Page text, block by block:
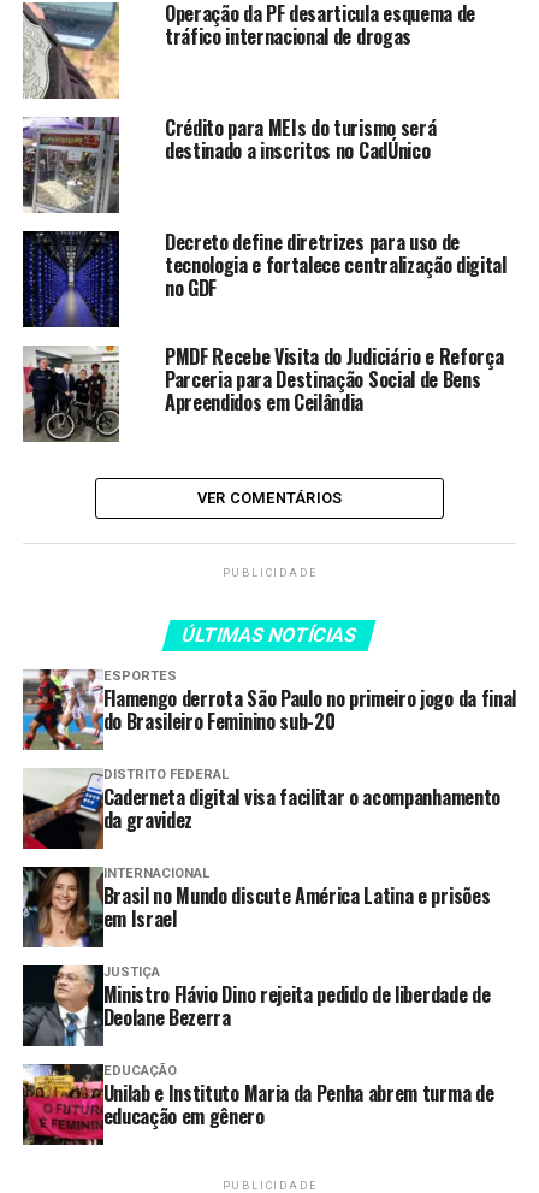
LEIA TAMBÉM
pedido de liberdade de Deolane
Bezerra
de drogas
TRE-RJ realiza plantão para
Justiça ordena internação de
jovem acusado de estupro
coletivo de adolescente
que impedia cotas raciais nas
universidades
despeito da presença de inúmeros indícios de que a
deputada federal Maria Gorete Pereira praticou variados
crimes contra aposentados e pensionistas do INSS”,
escreveu o ministro.
Prisões
O ministro determinou, por outro lado, a prisão
preventiva de Cecília Rodrigues Mota. “[Ela] tinha
atuação central na operacionalização das filiações
fraudulentas, dos descontos indevidos e na ocultação
patrimonial”, escreveu o ministro.
Também foi preso Natjo de Lima Pinheiro. Segundo
Mendonça, ele é um dos líderes da organização,
responsável pela coordenação financeira, pela divisão de
valores e pela definição de estratégias de continuidade
do esquema.
Operação da PF desarticula esquema de
tráfico internacional de drogas
Crédito para MEIs do turismo será
destinado a inscritos no CadÚnico
Decreto define diretrizes para uso de
tecnologia e fortalece centralização digital
no GDF
PMDF Recebe Visita do Judiciário e Reforça
Parceria para Destinação Social de Bens
Apreendidos em Ceilândia
VER COMENTÁRIOS
PUBLICIDADE
ÚLTIMAS NOTÍCIAS
ESPORTES
Flamengo derrota São Paulo no primeiro jogo da final
do Brasileiro Feminino sub-20
DISTRITO FEDERAL
Caderneta digital visa facilitar o acompanhamento
da gravidez
INTERNACIONAL
Brasil no Mundo discute América Latina e prisões
em Israel
JUSTIÇA
Ministro Flávio Dino rejeita pedido de liberdade de
Deolane Bezerra
EDUCAÇÃO
Unilab e Instituto Maria da Penha abrem turma de
educação em gênero
PUBLICIDADE